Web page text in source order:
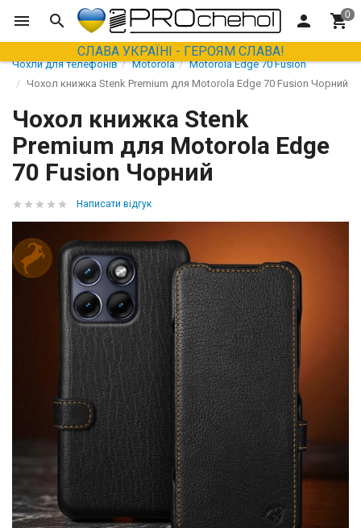
СЛАВА УКРАЇНІ - ГЕРОЯМ СЛАВА!
Чохли для телефонів Motorola
Motorola Edge 70 Fusion
Чохол книжка Stenk Premium для Motorola Edge 70 Fusion Чорний
Чохол книжка Stenk
Premium для Motorola Edge
70 Fusion Чорний
Написати відгук